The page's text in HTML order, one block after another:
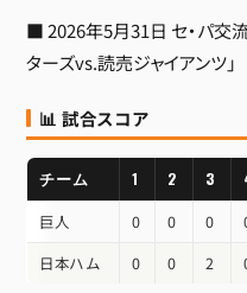
■ 2026年5月31日 セ・パ交
ターズvs.読売ジャイアンツ」
📊 試合スコア
チーム 1 2 3
巨人
0 0 0
日本ハム
0 0 2